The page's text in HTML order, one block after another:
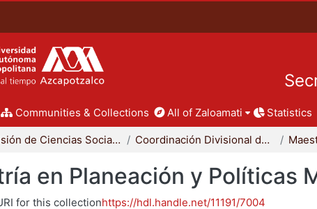
Communities & Collections All of Zaloamati Statistics
División de Ciencias Sociales y Humanidades Coordinación Divisional de Posgrado
en Planeación y Políticas
for this collectionhttps://hdl.handle.net/11191/7004